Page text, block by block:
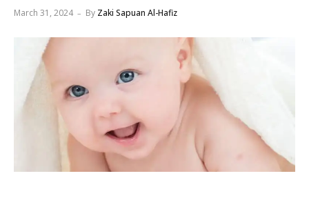
March 31, 2024 By Zaki Sapuan Al-Hafiz